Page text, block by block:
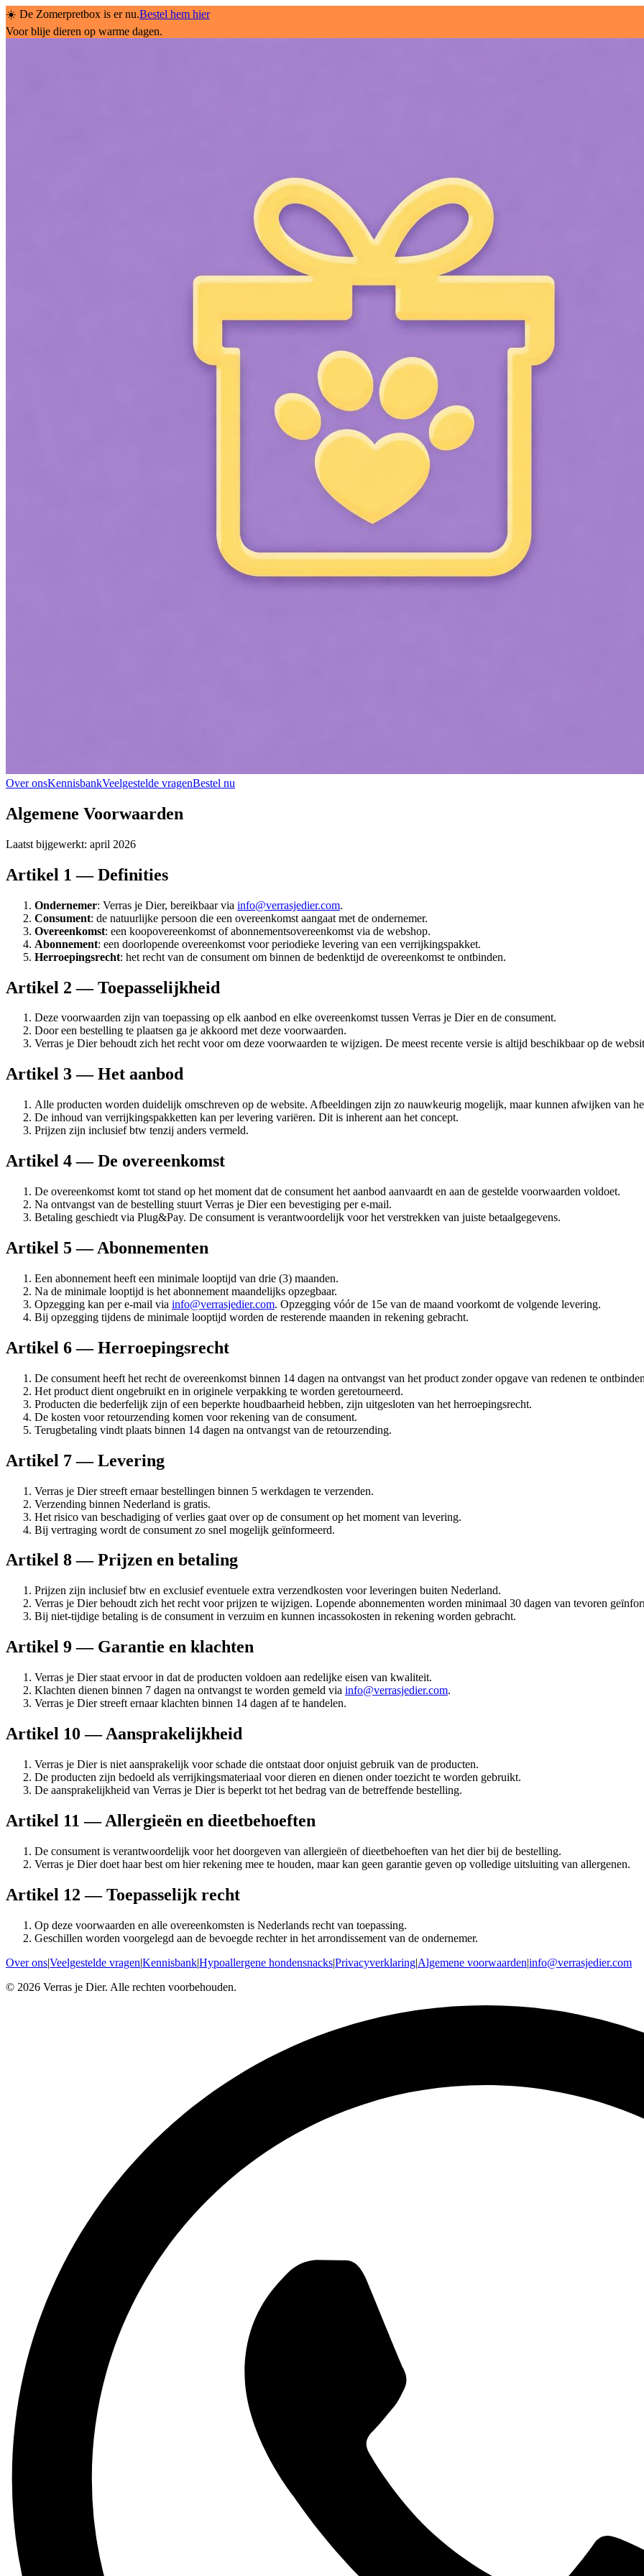
☀️ De Zomerpretbox is er nu.Bestel hem hier
Voor blije dieren op warme dagen.
Over onsKennisbankVeelgestelde vragenBestel nu
Algemene Voorwaarden
Laatst bijgewerkt: april 2026
Artikel 1 — Definities
Ondernemer: Verras je Dier, bereikbaar via info@verrasjedier.com.
Consument: de natuurlijke persoon die een overeenkomst aangaat met de ondernemer.
Overeenkomst: een koopovereenkomst of abonnementsovereenkomst via de webshop.
Abonnement: een doorlopende overeenkomst voor periodieke levering van een verrijkingspakket.
Herroepingsrecht: het recht van de consument om binnen de bedenktijd de overeenkomst te ontbinden.
Artikel 2 — Toepasselijkheid
Deze voorwaarden zijn van toepassing op elk aanbod en elke overeenkomst tussen Verras je Dier en de consument.
Door een bestelling te plaatsen ga je akkoord met deze voorwaarden.
Verras je Dier behoudt zich het recht voor om deze voorwaarden te wijzigen. De meest recente versie is altijd beschikbaar op de
Artikel 3 — Het aanbod
Alle producten worden duidelijk omschreven op de website. Afbeeldingen zijn zo nauwkeurig mogelijk, maar kunnen afwijken van
De inhoud van verrijkingspakketten kan per levering variëren. Dit is inherent aan het concept.
Prijzen zijn inclusief btw tenzij anders vermeld.
Artikel 4 — De overeenkomst
De overeenkomst komt tot stand op het moment dat de consument het aanbod aanvaardt en aan de gestelde voorwaarden voldoet.
Na ontvangst van de bestelling stuurt Verras je Dier een bevestiging per e-mail.
Betaling geschiedt via Plug&Pay. De consument is verantwoordelijk voor het verstrekken van juiste betaalgegevens.
Artikel 5 — Abonnementen
Een abonnement heeft een minimale looptijd van drie (3) maanden.
Na de minimale looptijd is het abonnement maandelijks opzegbaar.
Opzegging kan per e-mail via info@verrasjedier.com. Opzegging vóór de 15e van de maand voorkomt de volgende levering.
Bij opzegging tijdens de minimale looptijd worden de resterende maanden in rekening gebracht.
Artikel 6 — Herroepingsrecht
De consument heeft het recht de overeenkomst binnen 14 dagen na ontvangst van het product zonder opgave van redenen te
Het product dient ongebruikt en in originele verpakking te worden geretourneerd.
Producten die bederfelijk zijn of een beperkte houdbaarheid hebben, zijn uitgesloten van het herroepingsrecht.
De kosten voor retourzending komen voor rekening van de consument.
Terugbetaling vindt plaats binnen 14 dagen na ontvangst van de retourzending.
Artikel 7 — Levering
Verras je Dier streeft ernaar bestellingen binnen 5 werkdagen te verzenden.
Verzending binnen Nederland is gratis.
Het risico van beschadiging of verlies gaat over op de consument op het moment van levering.
Bij vertraging wordt de consument zo snel mogelijk geïnformeerd.
Artikel 8 — Prijzen en betaling
Prijzen zijn inclusief btw en exclusief eventuele extra verzendkosten voor leveringen buiten Nederland.
Verras je Dier behoudt zich het recht voor prijzen te wijzigen. Lopende abonnementen worden minimaal 30 dagen van tevoren
Bij niet-tijdige betaling is de consument in verzuim en kunnen incassokosten in rekening worden gebracht.
Artikel 9 — Garantie en klachten
Verras je Dier staat ervoor in dat de producten voldoen aan redelijke eisen van kwaliteit.
Klachten dienen binnen 7 dagen na ontvangst te worden gemeld via info@verrasjedier.com.
Verras je Dier streeft ernaar klachten binnen 14 dagen af te handelen.
Artikel 10 — Aansprakelijkheid
Verras je Dier is niet aansprakelijk voor schade die ontstaat door onjuist gebruik van de producten.
De producten zijn bedoeld als verrijkingsmateriaal voor dieren en dienen onder toezicht te worden gebruikt.
De aansprakelijkheid van Verras je Dier is beperkt tot het bedrag van de betreffende bestelling.
Artikel 11 — Allergieën en dieetbehoeften
De consument is verantwoordelijk voor het doorgeven van allergieën of dieetbehoeften van het dier bij de bestelling.
Verras je Dier doet haar best om hier rekening mee te houden, maar kan geen garantie geven op volledige uitsluiting van allergenen.
Artikel 12 — Toepasselijk recht
Op deze voorwaarden en alle overeenkomsten is Nederlands recht van toepassing.
Geschillen worden voorgelegd aan de bevoegde rechter in het arrondissement van de ondernemer.
Over ons|Veelgestelde vragen|Kennisbank|Hypoallergene hondensnacks|Privacyverklaring|Algemene voorwaarden|info@verrasjedier.com
© 2026 Verras je Dier. Alle rechten voorbehouden.